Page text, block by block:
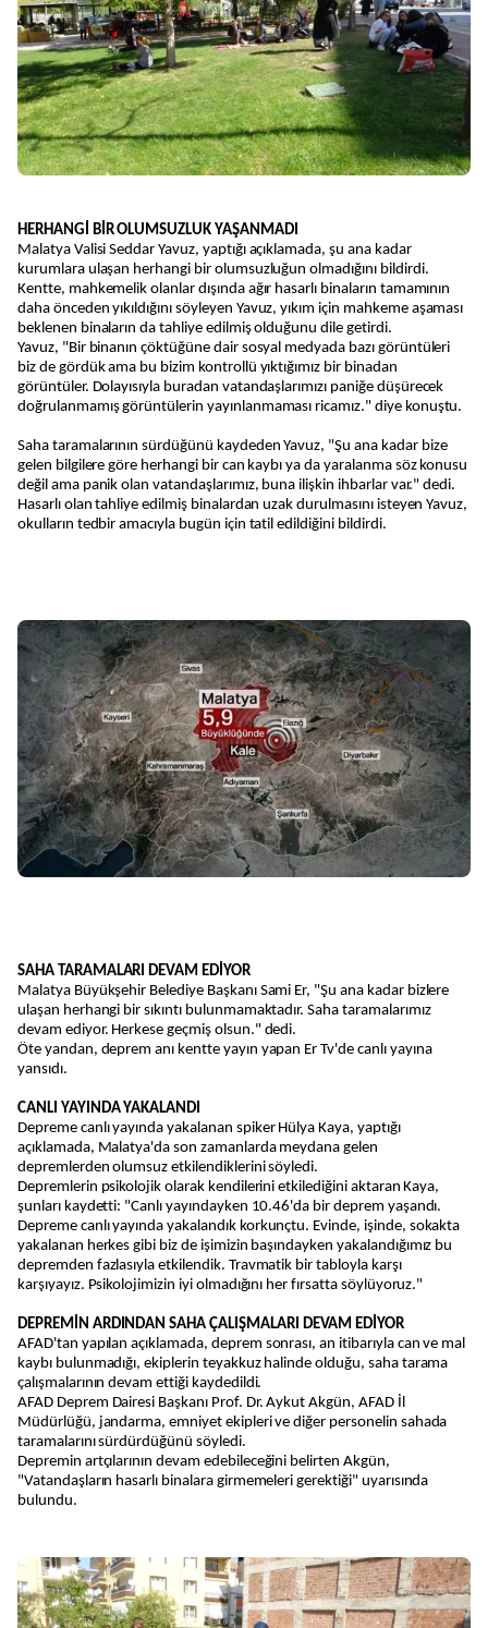
HERHANGİ BİR OLUMSUZLUK YAŞANMADI
Malatya Valisi Seddar Yavuz, yaptığı açıklamada, şu ana kadar
kurumlara ulaşan herhangi bir olumsuzluğun olmadığını bildirdi.
Kentte, mahkemelik olanlar dışında ağır hasarlı binaların tamamının
daha önceden yıkıldığını söyleyen Yavuz, yıkım için mahkeme aşaması
beklenen binaların da tahliye edilmiş olduğunu dile getirdi.
Yavuz, "Bir binanın çöktüğüne dair sosyal medyada bazı görüntüleri
biz de gördük ama bu bizim kontrollü yıktığımız bir binadan
görüntüler. Dolayısıyla buradan vatandaşlarımızı paniğe düşürecek
doğrulanmamış görüntülerin yayınlanmaması ricamız." diye konuştu.
Saha taramalarının sürdüğünü kaydeden Yavuz, "Şu ana kadar bize
gelen bilgilere göre herhangi bir can kaybı ya da yaralanma söz konusu
değil ama panik olan vatandaşlarımız, buna ilişkin ihbarlar var." dedi.
Hasarlı olan tahliye edilmiş binalardan uzak durulmasını isteyen Yavuz,
okulların tedbir amacıyla bugün için tatil edildiğini bildirdi.
SAHA TARAMALARI DEVAM EDİYOR
Malatya Büyükşehir Belediye Başkanı Sami Er, "Şu ana kadar bizlere
ulaşan herhangi bir sıkıntı bulunmamaktadır. Saha taramalarımız
devam ediyor. Herkese geçmiş olsun." dedi.
Öte yandan, deprem anı kentte yayın yapan Er Tv'de canlı yayına
yansıdı.
CANLI YAYINDA YAKALANDI
Depreme canlı yayında yakalanan spiker Hülya Kaya, yaptığı
açıklamada, Malatya'da son zamanlarda meydana gelen
depremlerden olumsuz etkilendiklerini söyledi.
Depremlerin psikolojik olarak kendilerini etkilediğini aktaran Kaya,
şunları kaydetti: "Canlı yayındayken 10.46'da bir deprem yaşandı.
Depreme canlı yayında yakalandık korkunçtu. Evinde, işinde, sokakta
yakalanan herkes gibi biz de işimizin başındayken yakalandığımız bu
depremden fazlasıyla etkilendik. Travmatik bir tabloyla karşı
karşıyayız. Psikolojimizin iyi olmadığını her fırsatta söylüyoruz."
DEPREMİN ARDINDAN SAHA ÇALIŞMALARI DEVAM EDİYOR
AFAD'tan yapılan açıklamada, deprem sonrası, an itibarıyla can ve mal
kaybı bulunmadığı, ekiplerin teyakkuz halinde olduğu, saha tarama
çalışmalarının devam ettiği kaydedildi.
AFAD Deprem Dairesi Başkanı Prof. Dr. Aykut Akgün, AFAD İl
Müdürlüğü, jandarma, emniyet ekipleri ve diğer personelin sahada
taramalarını sürdürdüğünü söyledi.
Depremin artçılarının devam edebileceğini belirten Akgün,
"Vatandaşların hasarlı binalara girmemeleri gerektiği" uyarısında
bulundu.